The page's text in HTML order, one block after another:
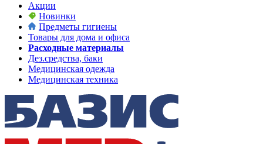
Акции
Новинки
Предметы гигиены
Товары для дома и офиса
Расходные материалы
Дез.средства, баки
Медицинская одежда
Медицинская техника